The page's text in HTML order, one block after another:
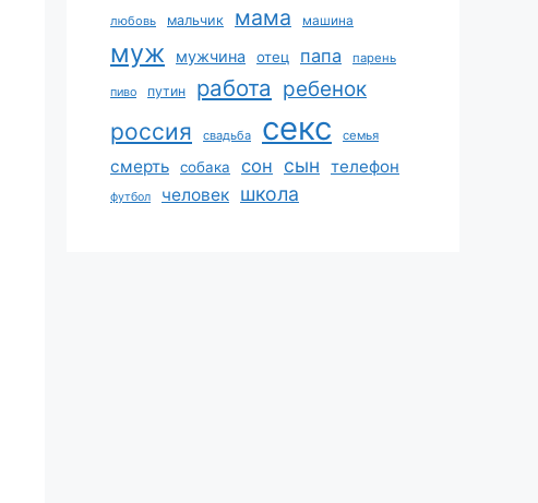
любовь мальчик мама машина
муж мужчина отец папа парень
пиво путин работа ребенок
россия свадьба секс семья
смерть собака сон сын телефон
футбол человек школа